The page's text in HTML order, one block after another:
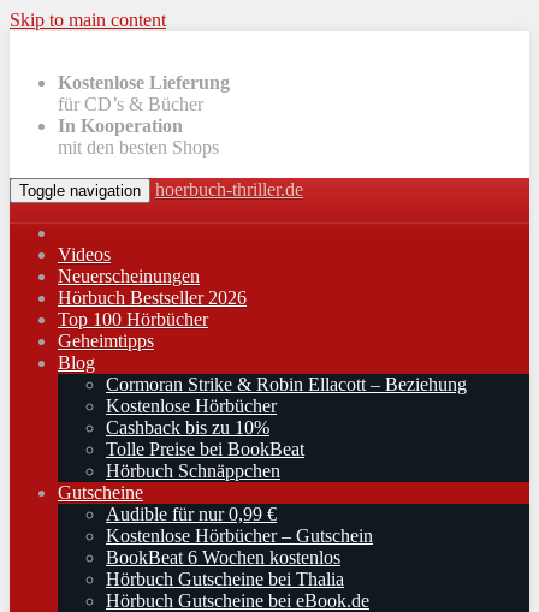
Skip to main content
Kostenlose Lieferung
für CD’s & Bücher
In Kooperation
mit den besten Shops
Toggle navigation hoerbuch-thriller.de
Videos
Neuerscheinungen
Hörbuch Bestseller 2026
Top 100 Hörbücher
Geheimtipps
Blog
Cormoran Strike & Robin Ellacott – Beziehung
Kostenlose Hörbücher
Cashback bis zu 10%
Tolle Preise bei BookBeat
Hörbuch Schnäppchen
Gutscheine
Audible für nur 0,99 €
Kostenlose Hörbücher – Gutschein
BookBeat 6 Wochen kostenlos
Hörbuch Gutscheine bei Thalia
Hörbuch Gutscheine bei eBook.de